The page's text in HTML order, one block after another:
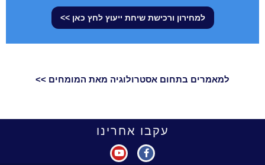
למחירון ורכישת שיחת ייעוץ לחץ כאן >>
למאמרים בתחום אסטרולוגיה מאת המומחים >>
עקבו אחרינו